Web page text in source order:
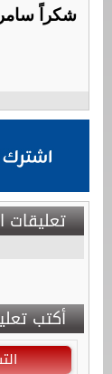
شكراً
تعليقات
أكتب